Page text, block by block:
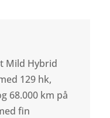
Mild Hybrid
129 hk,
68.000 km på
fin